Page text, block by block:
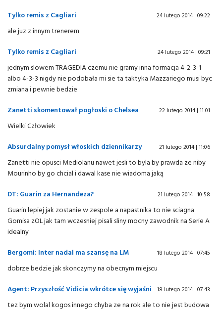
Tylko remis z Cagliari 24 lutego 2014 | 09:22
ale juz z innym trenerem
Tylko remis z Cagliari
24 lutego 2014 | 09:21
jednym slowem TRAGEDIA czemu nie gramy inna formacja 4-2-3-1
albo 4-3-3 nigdy nie podobała mi sie ta taktyka Mazzariego musi byc
zmiana i pewnie bedzie
Zanetti skomentował pogłoski o Chelsea
22 lutego 2014 | 11:01
Wielki Człowiek
Absurdalny pomysł włoskich dziennikarzy
21 lutego 2014 | 11:06
Zanetti nie opusci Mediolanu nawet jesli to byla by prawda ze niby
Mourinho by go chcial i dawal kase nie wiadoma jaką
DT: Guarin za Hernandeza?
21 lutego 2014 | 10:58
Guarin lepiej jak zostanie w zespole a napastnika to nie sciagna
Gomisa zOL jak tam wczesniej pisali sliny mocny zawodnik na Serie A
idealny
Bergomi: Inter nadal ma szansę na LM
18 lutego 2014 | 07:45
dobrze bedzie jak skonczymy na obecnym miejscu
Agent: Przyszłość Vidicia wkrótce się wyjaśni
18 lutego 2014 | 07:43
tez bym wolal kogos innego chyba ze na rok ale to nie jest budowa